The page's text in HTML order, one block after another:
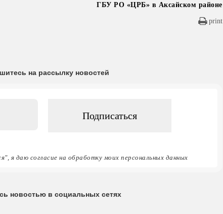
ГБУ РО «ЦРБ» в Аксайском районе
print
на рассылку новостей
я даю согласие на обработку моих персональных данных
новостью в социальных сетях